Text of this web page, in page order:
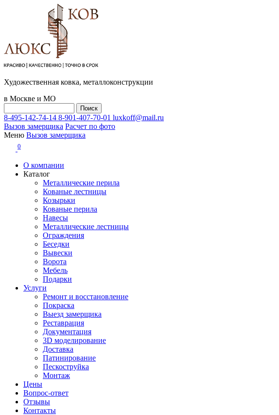
Художественная ковка, металлоконструкции
в Москве и МО
8-495-142-74-14 8-901-407-70-01 luxkoff@mail.ru
Вызов замерщика Расчет по фото
Меню Вызов замерщика
0
О компании
Каталог
Металлические перила
Кованые лестницы
Козырьки
Кованые перила
Навесы
Металлические лестницы
Ограждения
Беседки
Вывески
Ворота
Мебель
Подарки
Услуги
Ремонт и восстановление
Покраска
Выезд замерщика
Реставрация
Документация
3D моделирование
Доставка
Патинирование
Пескоструйка
Монтаж
Цены
Вопрос-ответ
Отзывы
Контакты